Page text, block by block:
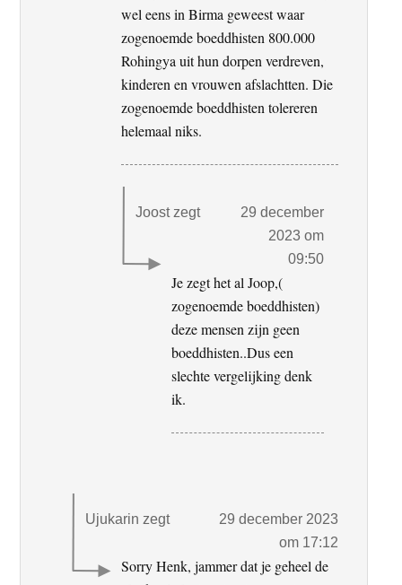
wel eens in Birma geweest waar
zogenoemde boeddhisten 800.000
Rohingya uit hun dorpen verdreven,
kinderen en vrouwen afslachtten. Die
zogenoemde boeddhisten tolereren
helemaal niks.
Joost zegt
29 december
2023 om
09:50
Je zegt het al Joop,(
zogenoemde boeddhisten)
deze mensen zijn geen
boeddhisten..Dus een
slechte vergelijking denk
ik.
Ujukarin zegt
29 december 2023
om 17:12
Sorry Henk, jammer dat je geheel de